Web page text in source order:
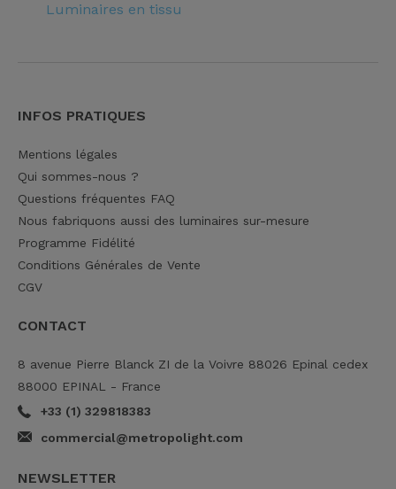
Luminaires en tissu
INFOS PRATIQUES
Mentions légales
Qui sommes-nous ?
Questions fréquentes FAQ
Nous fabriquons aussi des luminaires sur-mesure
Programme Fidélité
Conditions Générales de Vente
CGV
CONTACT
8 avenue Pierre Blanck ZI de la Voivre 88026 Epinal cedex
88000 EPINAL - France
+33 (1) 329818383
commercial@metropolight.com
NEWSLETTER